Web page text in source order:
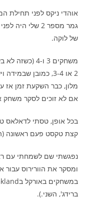
אוהדי ניקס לפני תחילת
גמר מספר 2
של לוקה.
אם לא זוכים לסקר משחק
בכל אופן, טסתי לדאלאס
קצת טקסט פעם ראשונה
נפגשתי שם לשמחתי עם
ומסקר את הוורירוס
ברידג', השני.).